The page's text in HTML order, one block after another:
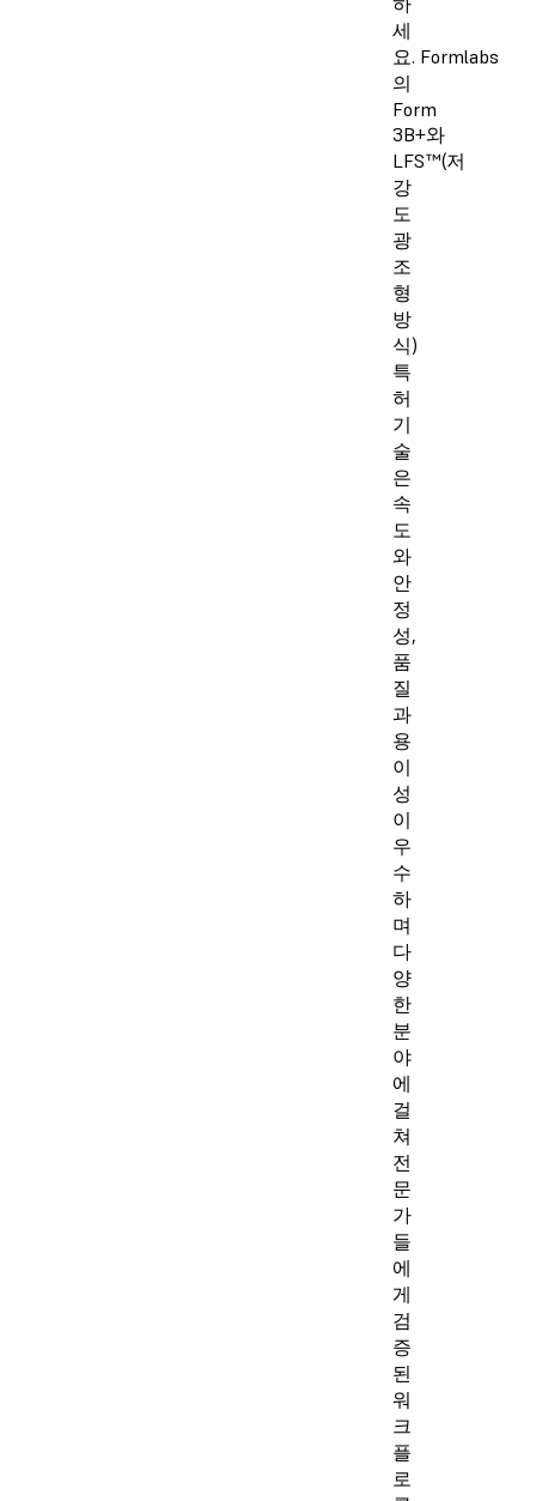
세
요. Formlabs
의
Form
3B+와
LFS™(저
강
도
광
조
형
방
식)
특
허
기
술
은
속
도
와
안
정
성,
품
질
과
용
이
성
이
우
수
하
며
다
양
한
분
야
에
걸
쳐
전
문
가
들
에
게
검
증
된
워
크
플
로